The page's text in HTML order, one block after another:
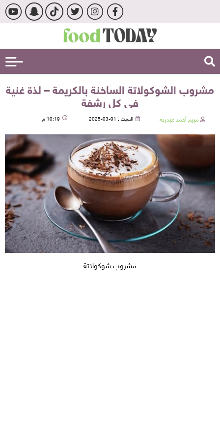
مشروب الشوكولاتة الساخنة بالكريمة – لذة غنية
في كل رشفة
مريم أحمد عبدربه السبت , 01-03-2025 10:19 م
مشروب شوكولاتة